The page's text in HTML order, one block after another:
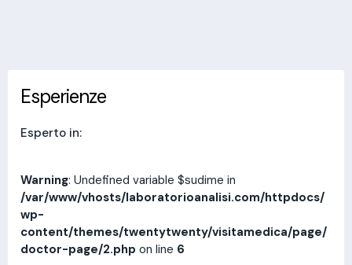
Esperienze
Esperto in:
Warning: Undefined variable $sudime in
/var/www/vhosts/laboratorioanalisi.com/httpdocs/
wp-
content/themes/twentytwenty/visitamedica/page/
doctor-page/2.php on line 6